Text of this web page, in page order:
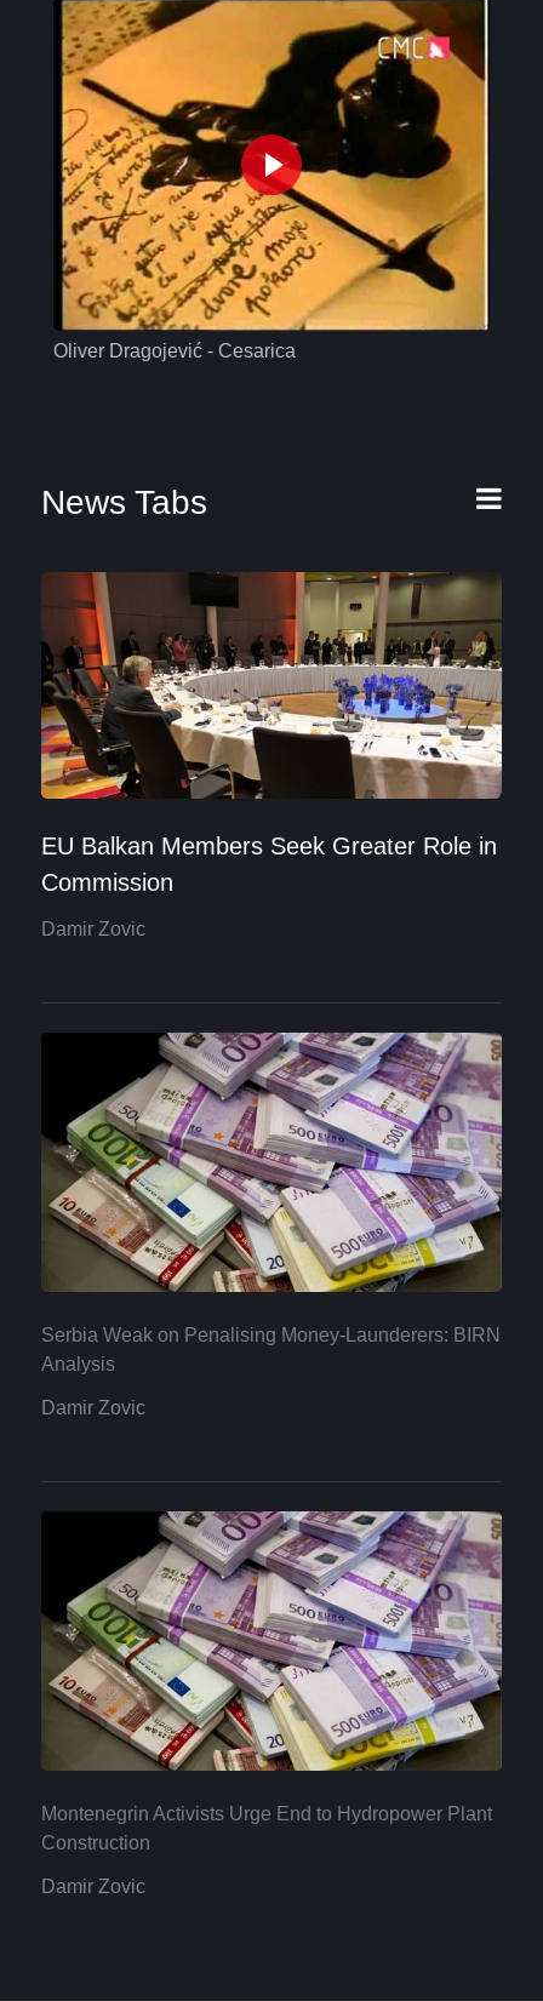
Oliver Dragojević - Cesarica
News Tabs
EU Balkan Members Seek Greater Role in
Commission
Damir Zovic
Serbia Weak on Penalising Money-Launderers: BIRN
Analysis
Damir Zovic
Montenegrin Activists Urge End to Hydropower Plant
Construction
Damir Zovic